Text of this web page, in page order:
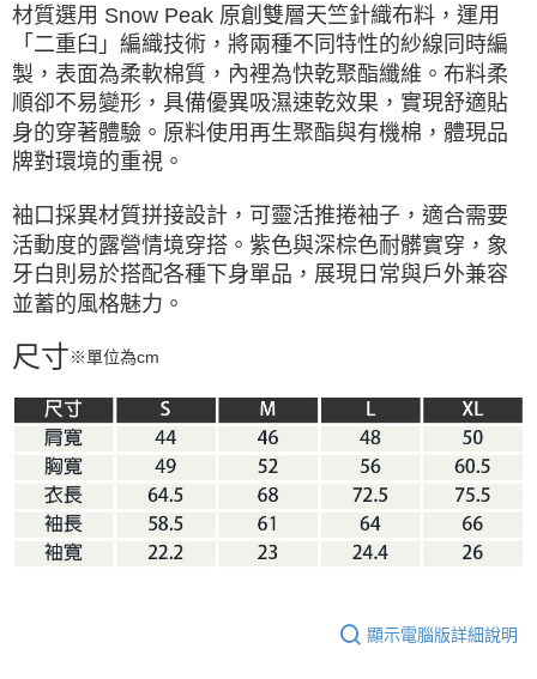
１．透過由恩沛科技股份有限公司提供之「AFTEE先享後付」服務完成之交
易，需依本服務之必要範圍內提供個人資料，並將交易相關給付款項請求債
權轉讓予恩沛科技股份有限公司。
２．關於個人資料處理事宜，請瀏覽以下網址：
https://aftee.tw/terms/#terms3
３．未成年的使用者請事先徵得法定代理人或監護人之同意方可使用
「AFTEE先享後付」，若未經同意申辦者引起之損失，本公司不負相關責
任。
時審查核予不同之上限額度；若仍有額度不足之情形，本公司將視審查結果
請求用戶進行身份認證。
５．嚴禁一人註冊多個帳號或使用他人資訊註冊。若發現惡意使用之情形，
恩沛科技股份有限公司將有權停止該用戶之使用額度並採取法律行動。
材質選用 Snow Peak 原創雙層天竺針織布料，運用
「二重臼」編織技術，將兩種不同特性的紗線同時編
製，表面為柔軟棉質，內裡為快乾聚酯纖維。布料柔
順卻不易變形，具備優異吸濕速乾效果，實現舒適貼
身的穿著體驗。原料使用再生聚酯與有機棉，體現品
牌對環境的重視。
袖口採異材質拼接設計，可靈活推捲袖子，適合需要
活動度的露營情境穿搭。紫色與深棕色耐髒實穿，象
牙白則易於搭配各種下身單品，展現日常與戶外兼容
並蓄的風格魅力。
尺寸※單位為cm
顯示電腦版詳細說明